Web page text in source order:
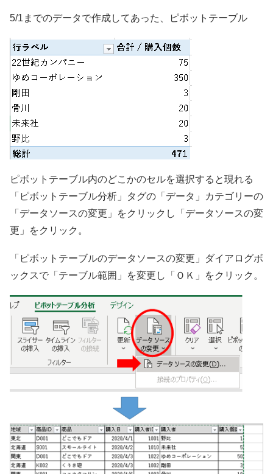
5/1までのデータで作成してあった、ピボットテーブル
ピボットテーブル内のどこかのセルを選択すると現れる
「ピボットテーブル分析」タグの「データ」カテゴリーの
「データソースの変更」をクリックし「データソースの変
更」をクリック。
「ピボットテーブルのデータソースの変更」ダイアログボ
ックスで「テーブル範囲」を変更し「ＯＫ」をクリック。